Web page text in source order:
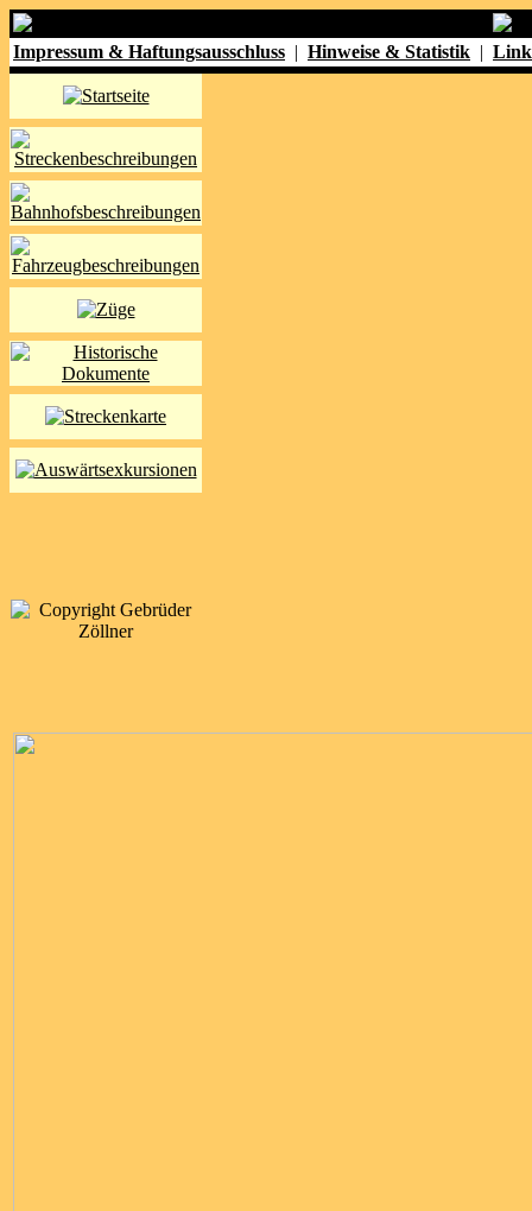
Impressum & Haftungsausschluss | Hinweise & Statistik |